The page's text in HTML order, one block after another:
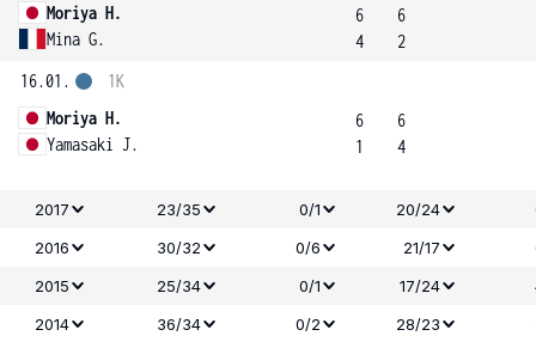
Moriya H.
Mina G.
6
4
6
2
16.01.
Moriya H.
Yamasaki J.
1K
6
1
6
4
2017 23/35 0/1 20/24
2016
30/32 0/6 21/17
2015
25/34 0/1 17/24
2014
36/34 0/2 28/23